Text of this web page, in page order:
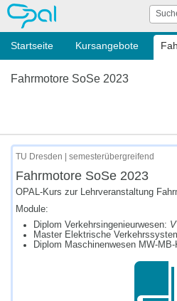
OPAL Suche
Startseite Kursangebote
Fahrmotore SoSe 2023
TU Dresden | semesterübergreifend
Fahrmotore SoSe 2023
OPAL-Kurs zur Lehrveranstaltung
Module:
Diplom Verkehrsingenieurwesen:
Master Elektrische
Diplom Maschinenwesen MW-MB-